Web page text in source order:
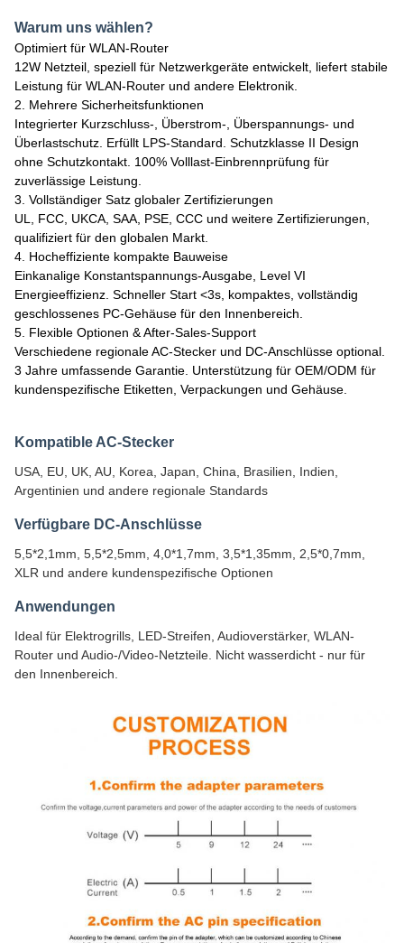
Warum uns wählen?
Optimiert für WLAN-Router
12W Netzteil, speziell für Netzwerkgeräte entwickelt, liefert stabile
Leistung für WLAN-Router und andere Elektronik.
2. Mehrere Sicherheitsfunktionen
Integrierter Kurzschluss-, Überstrom-, Überspannungs- und
Überlastschutz. Erfüllt LPS-Standard. Schutzklasse II Design
ohne Schutzkontakt. 100% Volllast-Einbrennprüfung für
zuverlässige Leistung.
3. Vollständiger Satz globaler Zertifizierungen
UL, FCC, UKCA, SAA, PSE, CCC und weitere Zertifizierungen,
qualifiziert für den globalen Markt.
4. Hocheffiziente kompakte Bauweise
Einkanalige Konstantspannungs-Ausgabe, Level VI
Energieeffizienz. Schneller Start <3s, kompaktes, vollständig
geschlossenes PC-Gehäuse für den Innenbereich.
5. Flexible Optionen & After-Sales-Support
Verschiedene regionale AC-Stecker und DC-Anschlüsse optional.
3 Jahre umfassende Garantie. Unterstützung für OEM/ODM für
kundenspezifische Etiketten, Verpackungen und Gehäuse.
Kompatible AC-Stecker
USA, EU, UK, AU, Korea, Japan, China, Brasilien, Indien,
Argentinien und andere regionale Standards
Verfügbare DC-Anschlüsse
5,5*2,1mm, 5,5*2,5mm, 4,0*1,7mm, 3,5*1,35mm, 2,5*0,7mm,
XLR und andere kundenspezifische Optionen
Anwendungen
Ideal für Elektrogrills, LED-Streifen, Audioverstärker, WLAN-
Router und Audio-/Video-Netzteile. Nicht wasserdicht - nur für
den Innenbereich.